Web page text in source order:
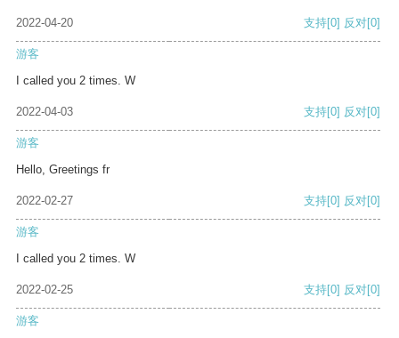
2022-04-20 支持[0] 反对[0]
游客
I called you 2 times. W
2022-04-03 支持[0] 反对[0]
游客
Hello, Greetings fr
2022-02-27 支持[0] 反对[0]
游客
I called you 2 times. W
2022-02-25 支持[0] 反对[0]
游客